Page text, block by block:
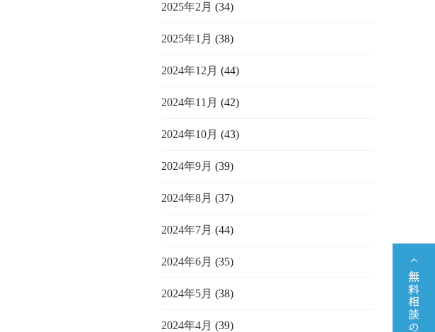
2025年2月 (34)
2025年1月 (38)
2024年12月 (44)
2024年11月 (42)
2024年10月 (43)
2024年9月 (39)
2024年8月 (37)
2024年7月 (44)
2024年6月 (35)
2024年5月 (38)
2024年4月 (39)